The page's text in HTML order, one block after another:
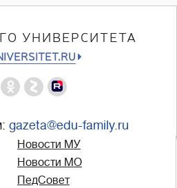
УНИВЕРСИТЕТА
gazeta@edu-family.ru
Новости МУ
Новости МО
ПедСовет